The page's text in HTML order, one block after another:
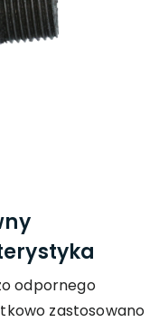
odpornego
zastosowano